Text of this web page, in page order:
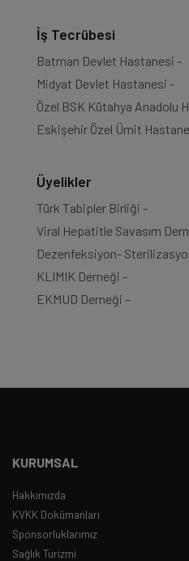
İş Tecrübesi
Batman Devlet Hastanesi -
Midyat Devlet Hastanesi -
Özel BSK Kütahya Anadolu
Eskişehir Özel Ümit
Üyelikler
Türk Tabipler Birliği -
Viral Hepatitle Savasım
Dezenfeksiyon-
KLIMIK Derneği -
EKMUD Derneği –
KURUMSAL
Hakkımızda
KVKK Dokümanları
Sponsorluklarımız
Sağlık Turizmi